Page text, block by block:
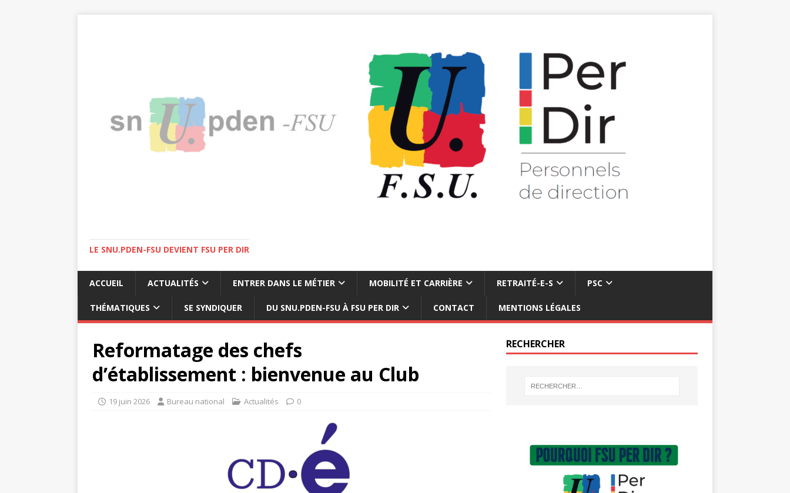
LE SNU.PDEN-FSU DEVIENT FSU PER DIR
ACCUEIL ACTUALITÉS ENTRER DANS LE MÉTIER MOBILITÉ ET CARRIÈRE RETRAITÉ-E-S PSC
THÉMATIQUES SE SYNDIQUER DU SNU.PDEN-FSU À FSU PER DIR CONTACT MENTIONS LÉGALES
Reformatage des chefs
d’établissement : bienvenue au Club
19 juin 2026 Bureau national Actualités 0
RECHERCHER